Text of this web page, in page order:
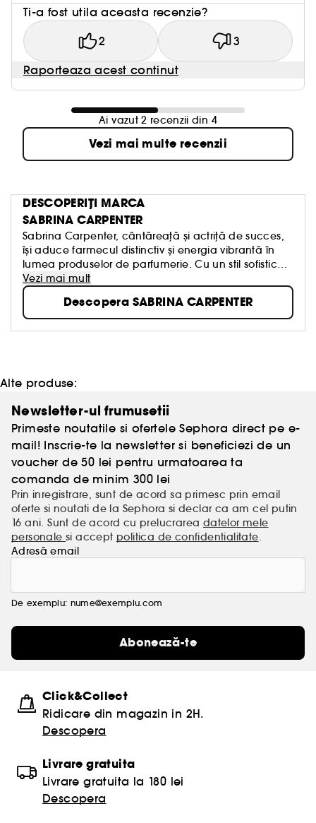
Ti-a fost utila aceasta recenzie?
2 3
Raporteaza acest continut
Ai vazut 2 recenzii din 4
Vezi mai multe recenzii
DESCOPERIȚI MARCA
SABRINA CARPENTER
Sabrina Carpenter, cântăreață și actriță de succes,
își aduce farmecul distinctiv și energia vibrantă în
lumea produselor de parfumerie. Cu un stil sofisticat
și o personalitate plină de inspirație, ea devine
ambasadoarea perfectă pentru a transmite
eleganță și prospețime. Parfumurile asociate cu
Sabrina sunt create pentru a reflecta esența tinereții
și a încrederii, fiind alegerea ideală pentru cei care
Vezi mai mult
Descopera SABRINA CARPENTER
Alte produse:
Newsletter-ul frumusetii
Primeste noutatile si ofertele Sephora direct pe e-
mail! Inscrie-te la newsletter si beneficiezi de un
voucher de 50 lei pentru urmatoarea ta
comanda de minim 300 lei
Prin inregistrare, sunt de acord sa primesc prin email
oferte si noutati de la Sephora si declar ca am cel putin
16 ani. Sunt de acord cu prelucrarea datelor mele
personalesi accept politica de confidentialitate.
Adresă email
De exemplu: nume@exemplu.com
Abonează-te
Click&Collect
Ridicare din magazin in 2H.
Descopera
Livrare gratuita
Livrare gratuita la 180 lei
Descopera